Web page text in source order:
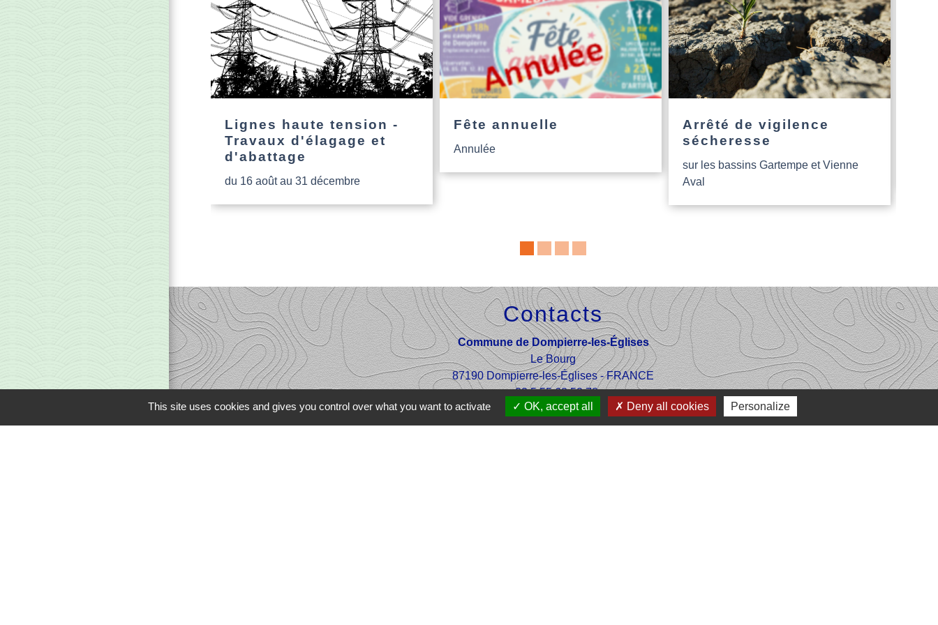
Lignes haute tension -
Travaux d'élagage et
d'abattage
du 16 août au 31 décembre
Fête annuelle
Annulée
Arrêté de vigilence
sécheresse
sur les bassins Gartempe et Vienne
Aval
Contacts
Commune de Dompierre-les-Églises
Le Bourg
87190 Dompierre-les-Églises - FRANCE
+33 5 55 68 53 78
nous contacter
This site uses cookies and gives you control over what you want to activate OK, accept all Deny all cookies Personalize